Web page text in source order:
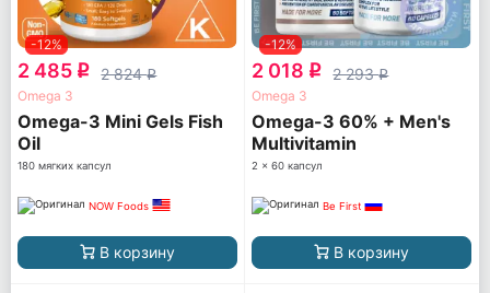
-12%
2 485 q 2 824q
Omega 3
Omega-3 Mini Gels Fish
Oil
180 мягких капсул
NOW Foods
В корзину
-12%
2 018 q 2 293q
Omega 3
Omega-3 60% + Men's
Multivitamin
2 x 60 капсул
Be First
В корзину